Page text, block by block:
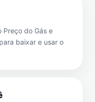
Preço do Gás e
baixar e usar o